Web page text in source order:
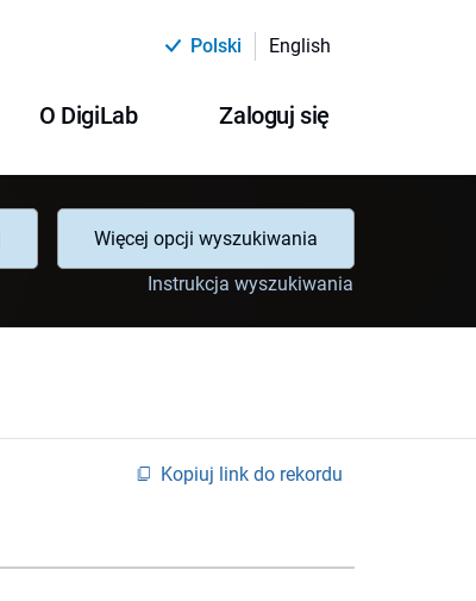
Polski English
O DigiLab Zaloguj się
Więcej opcji wyszukiwania
Instrukcja wyszukiwania
Kopiuj link do rekordu